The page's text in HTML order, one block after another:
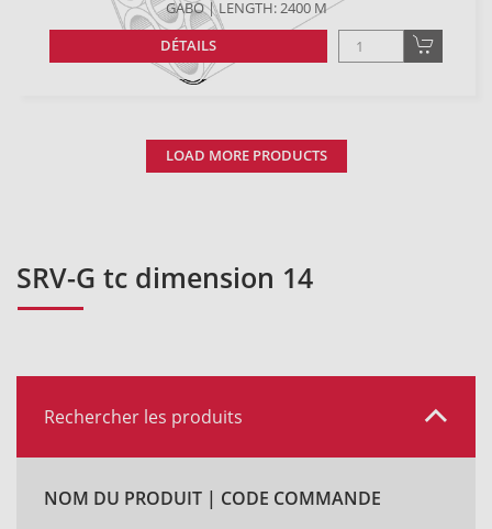
GABO | LENGTH: 2400 M
DÉTAILS
LOAD MORE PRODUCTS
SRV-G tc dimension 14
Rechercher les produits
NOM DU PRODUIT | CODE COMMANDE